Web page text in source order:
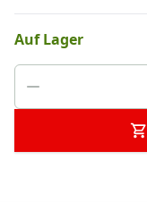
Auf Lager